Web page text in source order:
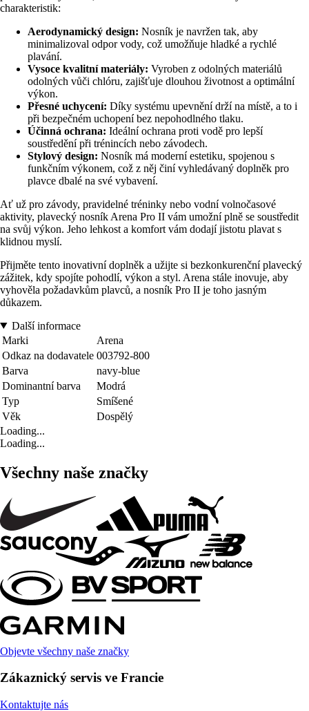
charakteristik:
Aerodynamický design: Nosník je navržen tak, aby
minimalizoval odpor vody, což umožňuje hladké a rychlé
plavání.
Vysoce kvalitní materiály: Vyroben z odolných materiálů
odolných vůči chlóru, zajišťuje dlouhou životnost a optimální
výkon.
Přesné uchycení: Díky systému upevnění drží na místě, a to i
při bezpečném uchopení bez nepohodlného tlaku.
Účinná ochrana: Ideální ochrana proti vodě pro lepší
soustředění při trénincích nebo závodech.
Stylový design: Nosník má moderní estetiku, spojenou s
funkčním výkonem, což z něj činí vyhledávaný doplněk pro
plavce dbalé na své vybavení.
Ať už pro závody, pravidelné tréninky nebo vodní volnočasové
aktivity, plavecký nosník Arena Pro II vám umožní plně se soustředit
na svůj výkon. Jeho lehkost a komfort vám dodají jistotu plavat s
klidnou myslí.
Přijměte tento inovativní doplněk a užijte si bezkonkurenční plavecký
zážitek, kdy spojíte pohodlí, výkon a styl. Arena stále inovuje, aby
vyhověla požadavkům plavců, a nosník Pro II je toho jasným
důkazem.
Další informace
Marki
Arena
Odkaz na dodavatele 003792-800
Barva
navy-blue
Dominantní barva
Modrá
Typ
Smíšené
Věk
Dospělý
Loading...
Loading...
Všechny naše značky
Objevte všechny naše značky
Zákaznický servis ve Francie
Kontaktujte nás